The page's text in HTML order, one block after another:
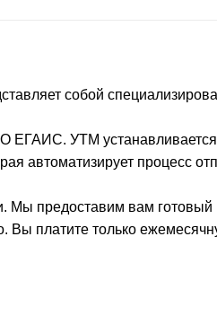
собой
ЕГАИС. УТМ
автоматизирует процесс
Мы предоставим вам
Вы платите только